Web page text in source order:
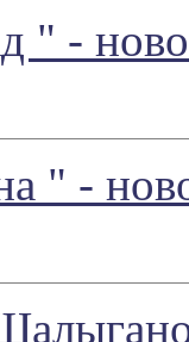
" -
" -